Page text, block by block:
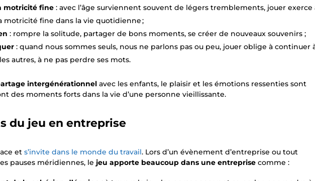
motricité fine : avec l’âge surviennent souvent de légers tremblements, jouer exerce
motricité fine dans la vie quotidienne ;
: rompre la solitude, partager de bons moments, se créer de nouveaux souvenirs ;
: quand nous sommes seuls, nous ne parlons pas ou peu, jouer oblige à continuer
autres, à ne pas perdre ses mots.
intergénérationnel avec les enfants, le plaisir et les émotions ressenties sont
des moments forts dans la vie d’une personne vieillissante.
du jeu en entreprise
ets’invite dans le monde du travail. Lors d’un évènement d’entreprise ou tout
pauses méridiennes, le jeu apporte beaucoup dans une entreprise comme :